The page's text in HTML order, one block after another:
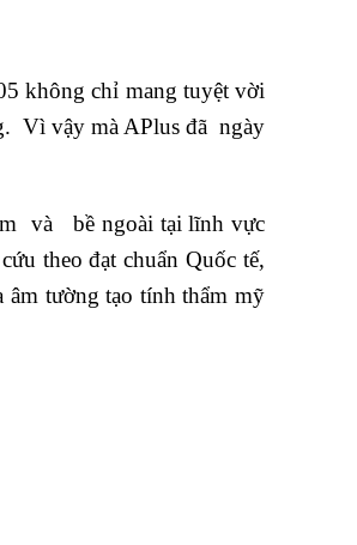
không chỉ mang tuyệt vời
Vì vậy mà APlus đã ngày
và bề ngoài tại lĩnh vực
theo đạt chuẩn Quốc tế,
tường tạo tính thẩm mỹ